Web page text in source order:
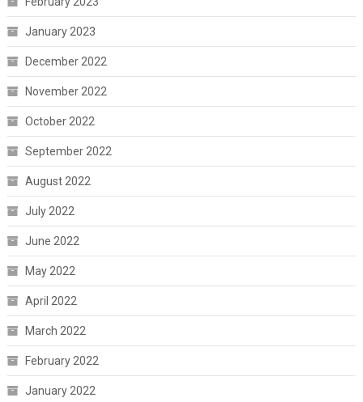
January 2023
December 2022
November 2022
October 2022
September 2022
August 2022
July 2022
June 2022
May 2022
April 2022
March 2022
February 2022
January 2022